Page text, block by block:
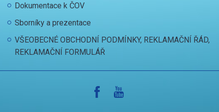
Dokumentace k ČOV
Sborníky a prezentace
VŠEOBECNÉ OBCHODNÍ PODMÍNKY, REKLAMAČNÍ ŘÁD,
REKLAMAČNÍ FORMULÁŘ